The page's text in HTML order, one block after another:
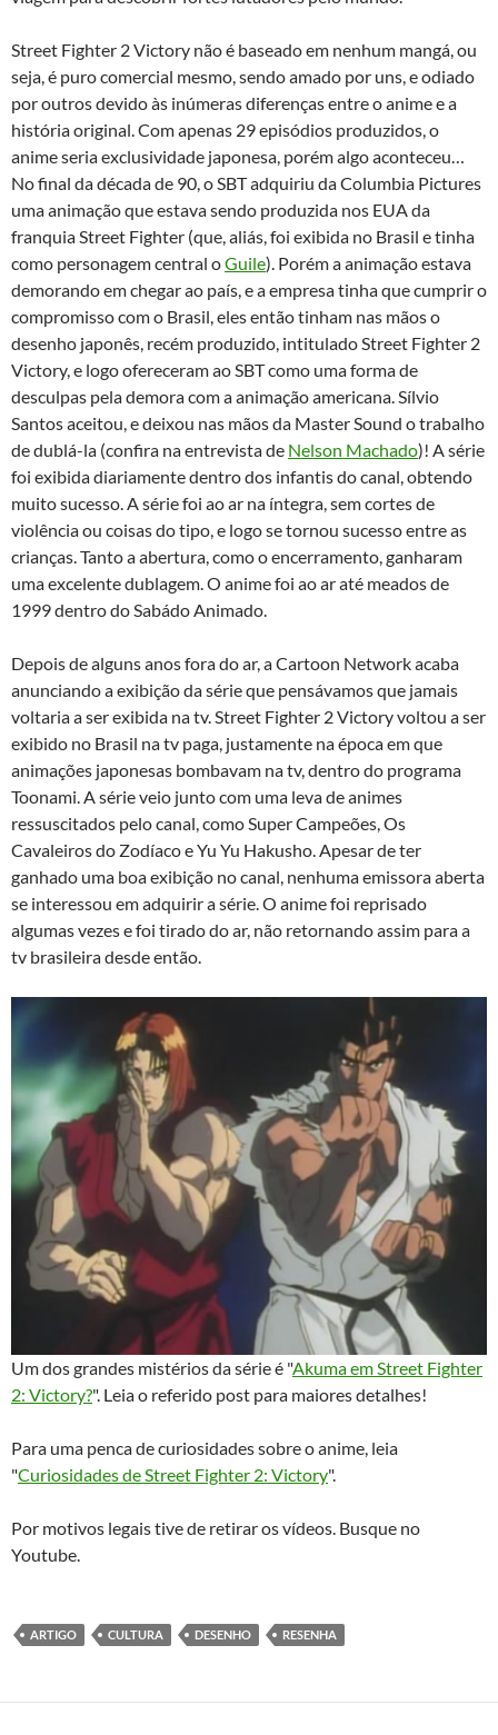
Street Fighter 2 Victory não é baseado em nenhum mangá, ou
seja, é puro comercial mesmo, sendo amado por uns, e odiado
por outros devido às inúmeras diferenças entre o anime e a
história original. Com apenas 29 episódios produzidos, o
anime seria exclusividade japonesa, porém algo aconteceu…
No final da década de 90, o SBT adquiriu da Columbia Pictures
uma animação que estava sendo produzida nos EUA da
franquia Street Fighter (que, aliás, foi exibida no Brasil e tinha
como personagem central oGuile). Porém a animação estava
demorando em chegar ao país, e a empresa tinha que cumprir o
compromisso com o Brasil, eles então tinham nas mãos o
desenho japonês, recém produzido, intitulado Street Fighter 2
Victory, e logo ofereceram ao SBT como uma forma de
desculpas pela demora com a animação americana. Sílvio
Santos aceitou, e deixou nas mãos da Master Sound o trabalho
de dublá-la (confira na entrevista de Nelson Machado)! A série
foi exibida diariamente dentro dos infantis do canal, obtendo
muito sucesso. A série foi ao ar na íntegra, sem cortes de
violência ou coisas do tipo, e logo se tornou sucesso entre as
crianças. Tanto a abertura, como o encerramento, ganharam
uma excelente dublagem. O anime foi ao ar até meados de
1999 dentro do Sabádo Animado.
Depois de alguns anos fora do ar, a Cartoon Network acaba
anunciando a exibição da série que pensávamos que jamais
voltaria a ser exibida na tv. Street Fighter 2 Victory voltou a ser
exibido no Brasil na tv paga, justamente na época em que
animações japonesas bombavam na tv, dentro do programa
Toonami. A série veio junto com uma leva de animes
ressuscitados pelo canal, como Super Campeões, Os
Cavaleiros do Zodíaco e Yu Yu Hakusho. Apesar de ter
ganhado uma boa exibição no canal, nenhuma emissora aberta
se interessou em adquirir a série. O anime foi reprisado
algumas vezes e foi tirado do ar, não retornando assim para a
tv brasileira desde então.
Um dos grandes mistérios da série é "Akuma em Street Fighter
2: Victory?". Leia o referido post para maiores detalhes!
Para uma penca de curiosidades sobre o anime, leia
"Curiosidades de Street Fighter 2: Victory".
Por motivos legais tive de retirar os vídeos. Busque no
Youtube.
ARTIGO CULTURA DESENHO RESENHA